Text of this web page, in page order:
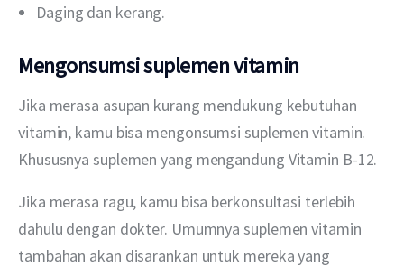
Daging dan kerang.
Mengonsumsi suplemen vitamin
Jika merasa asupan kurang mendukung kebutuhan
vitamin, kamu bisa mengonsumsi suplemen vitamin.
Khususnya suplemen yang mengandung Vitamin B-12.
Jika merasa ragu, kamu bisa berkonsultasi terlebih
dahulu dengan dokter. Umumnya suplemen vitamin
tambahan akan disarankan untuk mereka yang